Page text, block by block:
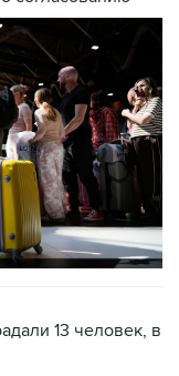
13 человек, в